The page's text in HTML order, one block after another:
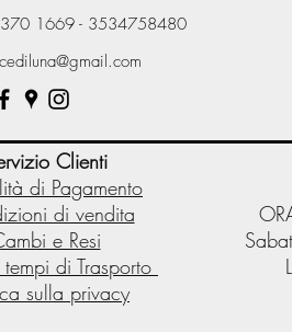
1669 - 3534758480
Clienti
di Pagamento
di vendita
e Resi
di Trasporto
sulla privacy